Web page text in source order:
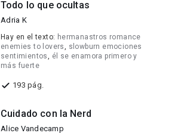
Todo lo que ocultas
Adria K
Hay en el texto: hermanastros romance
enemies to lovers, slowburn emociones
sentimientos, él se enamora primero y
más fuerte
193 pág.
Cuidado con la Nerd
Alice Vandecamp